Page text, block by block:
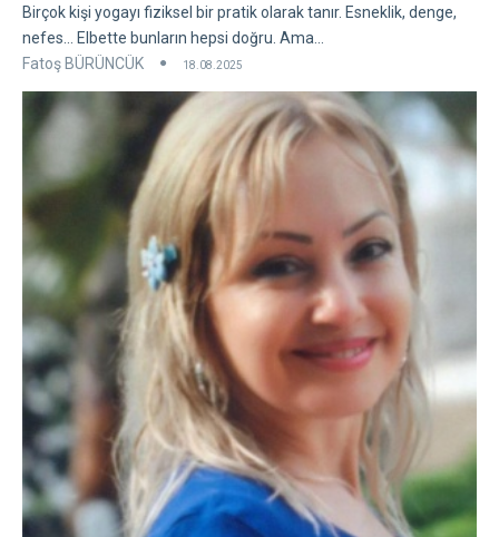
Birçok kişi yogayı fiziksel bir pratik olarak tanır. Esneklik, denge,
nefes... Elbette bunların hepsi doğru. Ama...
Fatoş BÜRÜNCÜK
18.08.2025